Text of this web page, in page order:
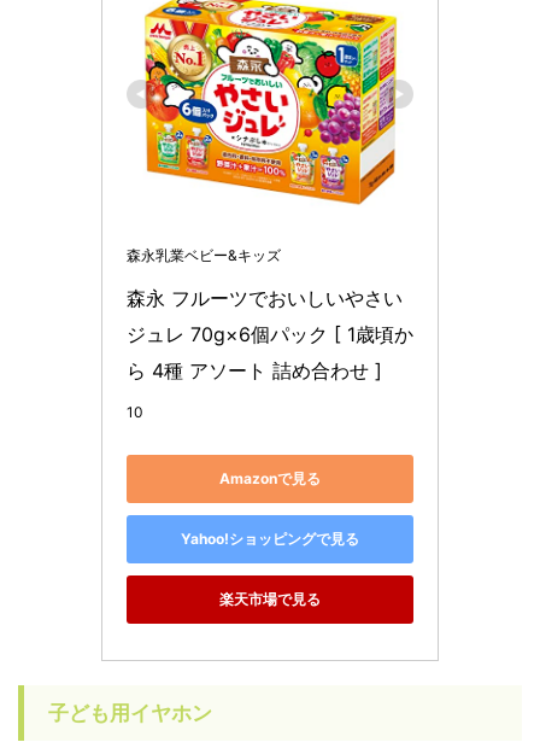
森永乳業ベビー&キッズ
森永 フルーツでおいしいやさい
ジュレ 70g×6個パック [ 1歳頃か
ら 4種 アソート 詰め合わせ ]
10
Amazonで見る
Yahoo!ショッピングで見る
楽天市場で見る
子ども用イヤホン